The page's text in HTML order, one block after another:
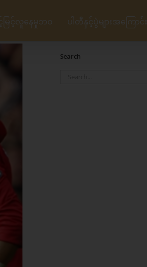
ြင့်လူနေမှုဘဝ ပါတီနှင့်ပွဲများအကြောင်း
Search